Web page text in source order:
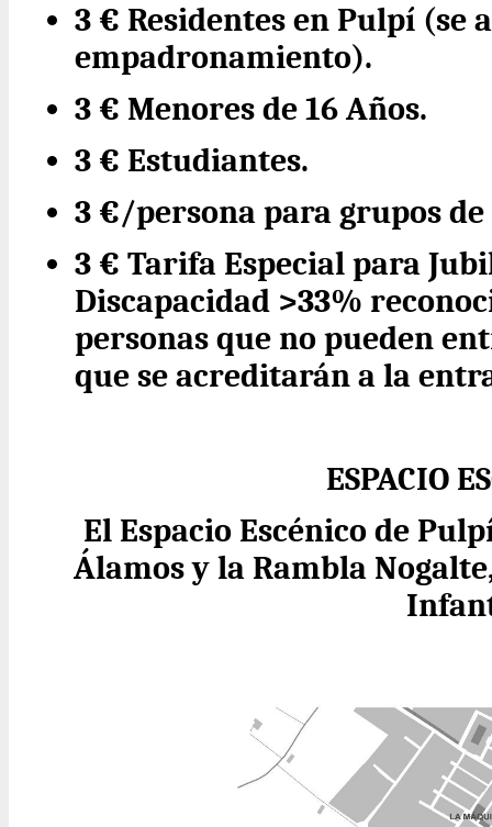
3 € Residentes en Pulpí (se
empadronamiento).
3 € Menores de 16 Años.
3 € Estudiantes.
3 €/persona para grupos de
3 € Tarifa Especial para
Discapacidad >33%
personas que no pueden
que se acreditarán a la
ESPACIO
El Espacio Escénico de
Álamos y la Rambla